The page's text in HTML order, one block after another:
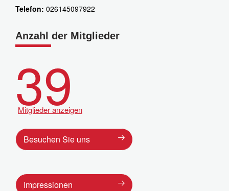
Telefon: 026145097922
Anzahl der Mitglieder
39
Mitglieder anzeigen
Besuchen Sie uns
Impressionen